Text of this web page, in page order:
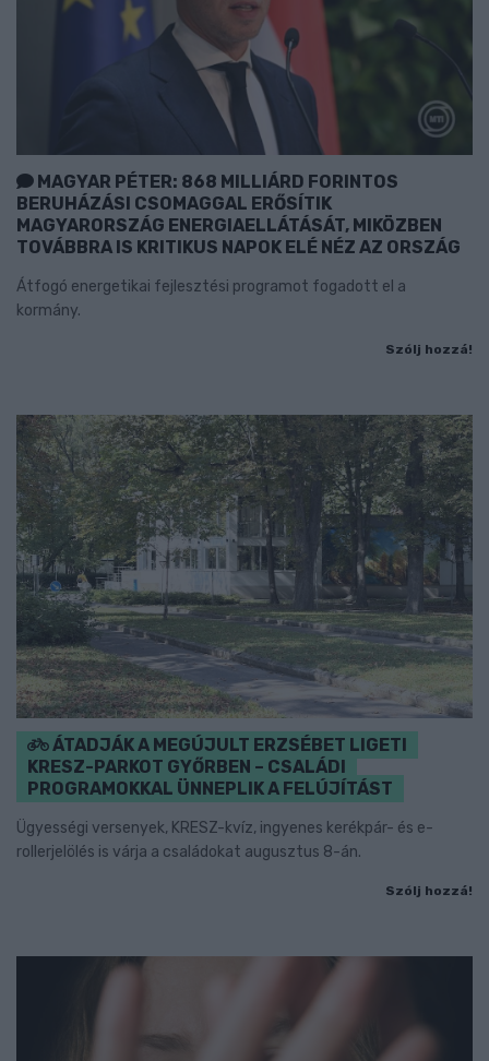
MAGYAR PÉTER: 868 MILLIÁRD FORINTOS
BERUHÁZÁSI CSOMAGGAL ERŐSÍTIK
MAGYARORSZÁG ENERGIAELLÁTÁSÁT, MIKÖZBEN
TOVÁBBRA IS KRITIKUS NAPOK ELÉ NÉZ AZ ORSZÁG
Átfogó energetikai fejlesztési programot fogadott el a
kormány.
Szólj hozzá!
ÁTADJÁK A MEGÚJULT ERZSÉBET LIGETI
KRESZ-PARKOT GYŐRBEN – CSALÁDI
PROGRAMOKKAL ÜNNEPLIK A FELÚJÍTÁST
Ügyességi versenyek, KRESZ-kvíz, ingyenes kerékpár- és e-
rollerjelölés is várja a családokat augusztus 8-án.
Szólj hozzá!